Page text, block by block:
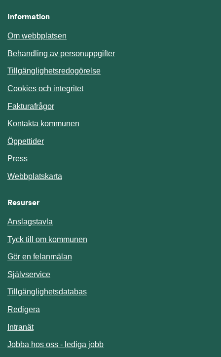
Information
Om webbplatsen
Behandling av personuppgifter
Tillgänglighetsredogörelse
Cookies och integritet
Fakturafrågor
Kontakta kommunen
Öppettider
Press
Webbplatskarta
Resurser
Anslagstavla
Tyck till om kommunen
Gör en felanmälan
SjälvserviceLänk till annan webbplats.
TillgänglighetsdatabasLänk till annan webbplats.
Redigera
IntranätLänk till annan webbplats.
Jobba hos oss - lediga jobb